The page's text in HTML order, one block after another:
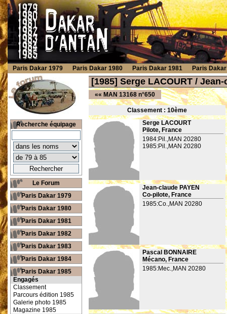
[1985] Serge LACOURT /
«« MAN 13168 n°650
Classement : 10ème
Serge LACOURT
Pilote, France
1984:Pil.,MAN 20280
1985:Pil.,MAN 20280
Jean-claude PAYEN
Co-pilote, France
1985:Co.,MAN 20280
Pascal BONNAIRE
Mécano, France
1985:Mec.,MAN 20280
Recherche équipage
Le Forum
Paris Dakar 1979
Paris Dakar 1980
Paris Dakar 1981
Paris Dakar 1982
Paris Dakar 1983
Paris Dakar 1984
Paris Dakar 1985
Engagés
Classement
Parcours édition 1985
Galerie photo 1985
Magazine 1985
Paris Dakar 1979 Paris Dakar 1980 Paris Dakar 1981 Paris